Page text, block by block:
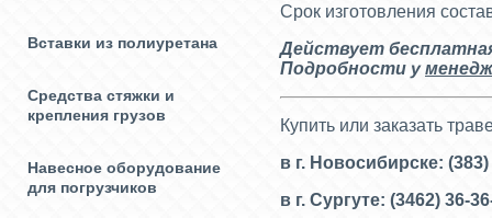
Вставки из полиуретана
Средства стяжки и
крепления грузов
Навесное оборудование
для погрузчиков
Срок изготовления
Действует
Подробности у
Купить или заказать
в г. Новосибирске:
в г. Сургуте: (3462) 36-